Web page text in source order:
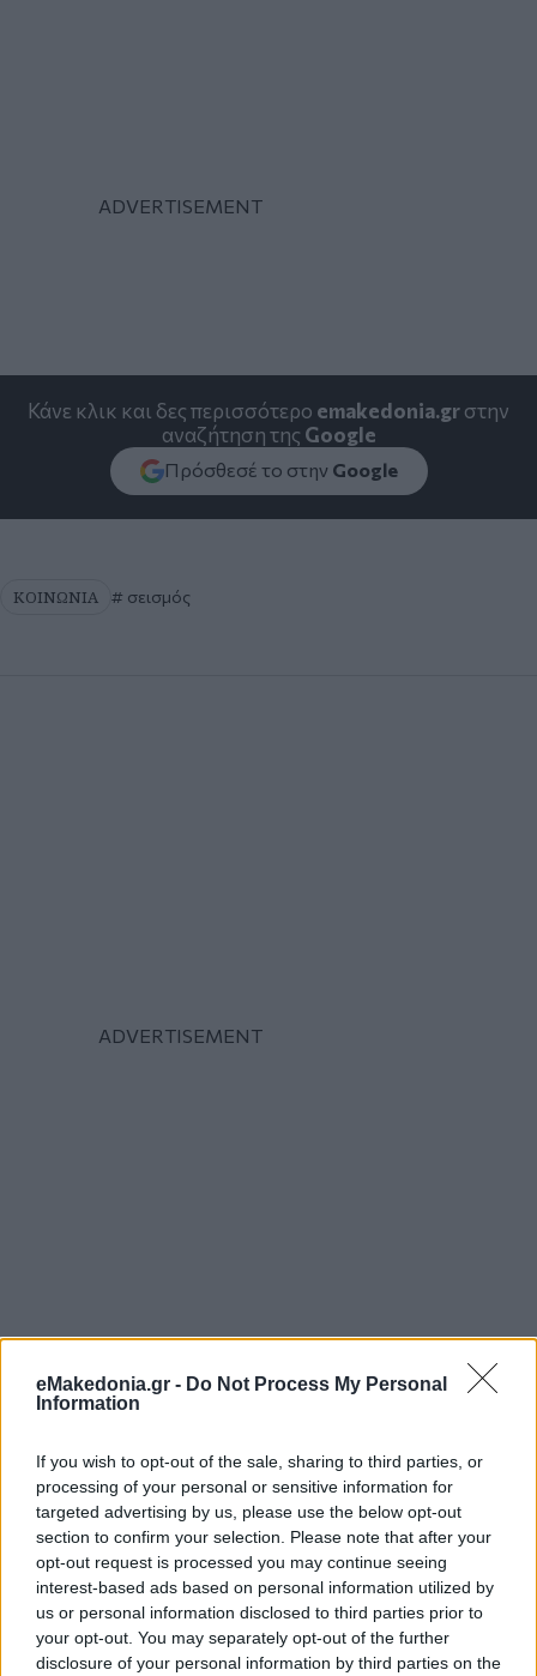
eMakedonia.gr - Do Not Process My Personal
Information
If you wish to opt-out of the sale, sharing to third parties, or
processing of your personal or sensitive information for
targeted advertising by us, please use the below opt-out
section to confirm your selection. Please note that after your
opt-out request is processed you may continue seeing
interest-based ads based on personal information utilized by
us or personal information disclosed to third parties prior to
your opt-out. You may separately opt-out of the further
disclosure of your personal information by third parties on the
Κάνε κλικ και δες περισσότερο emakedonia.grστην
αναζήτηση της Google
Πρόσθεσέ το στην Google
ΚΟΙΝΩΝΙΑ σεισμός